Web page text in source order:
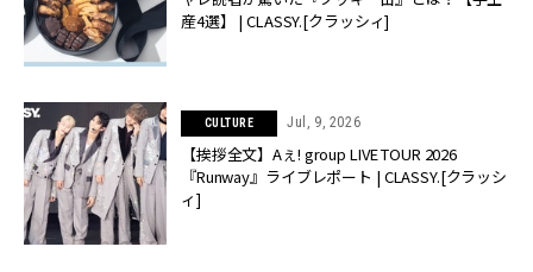
産4選】 | CLASSY.[クラッシィ]
CULTURE Jul, 9, 2026
【挨拶全文】Aぇ! group LIVE TOUR 2026
『Runway』ライブレポート | CLASSY.[クラッシ
ィ]